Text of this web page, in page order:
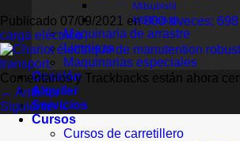
Mitsubishi
MB Forklift
Maquinaria de arrastre
Limpieza
Maquinarias especiales
Ocasión
Alquiler
Servicios
Cursos
Cursos de carretillero
Publicado 07/09/2021en800 &veces; 698
carga eléctrico
Comentarios y Trackbacks están ahora
← Anterior
Siguiente→